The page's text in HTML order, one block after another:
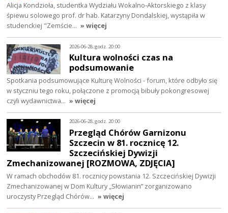
Alicja Kondzioła, studentka Wydziału Wokalno‑Aktorskiego z klasy
śpiewu solowego prof. dr hab. Katarzyny Dondalskiej, wystąpiła w
studenckiej "Zemście… » więcej
2026-06-28, godz. 20:00
Kultura wolności czas na
podsumowanie
Spotkania podsumowujące Kulturę Wolności - forum, które odbyło się
w styczniu tego roku, połączone z promocją bibuły pokongresowej
czyli wydawnictwa… » więcej
2026-06-28, godz. 20:00
Przegląd Chórów Garnizonu
Szczecin w 81. rocznicę 12.
Szczecińskiej Dywizji
Zmechanizowanej [ROZMOWA, ZDJĘCIA]
W ramach obchodów 81. rocznicy powstania 12. Szczecińskiej Dywizji
Zmechanizowanej w Dom Kultury „Słowianin” zorganizowano
uroczysty Przegląd Chórów… » więcej